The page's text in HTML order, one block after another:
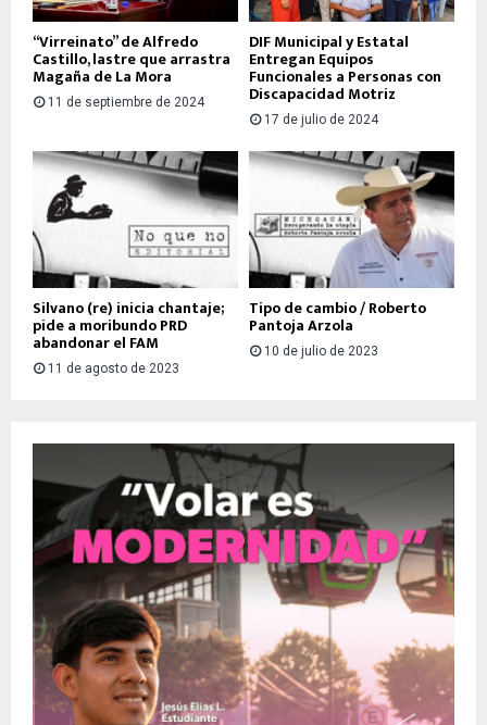
“Virreinato” de Alfredo
Castillo, lastre que arrastra
Magaña de La Mora
11 de septiembre de 2024
DIF Municipal y Estatal
Entregan Equipos
Funcionales a Personas con
Discapacidad Motriz
17 de julio de 2024
Silvano (re) inicia chantaje;
pide a moribundo PRD
abandonar el FAM
11 de agosto de 2023
Tipo de cambio / Roberto
Pantoja Arzola
10 de julio de 2023